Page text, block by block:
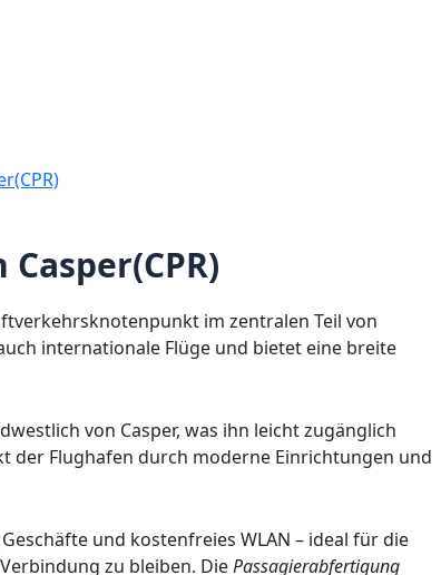
im zentralen Teil von
internationale Flüge und bietet eine breite
von Casper, was ihn leicht zugänglich
der Flughafen durch moderne Einrichtungen und
und kostenfreies WLAN – ideal für die
zu bleiben. DiePassagierabfertigung